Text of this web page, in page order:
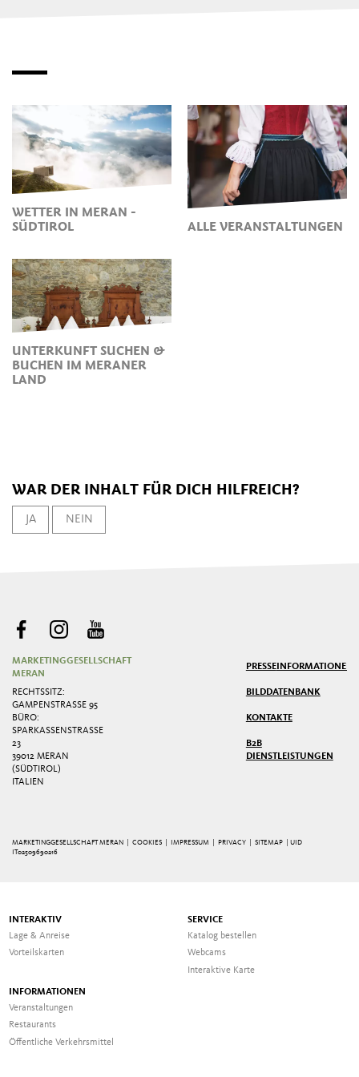
WETTER IN MERAN -
SÜDTIROL
ALLE VERANSTALTUNGEN
UNTERKUNFT SUCHEN &
BUCHEN IM MERANER
LAND
WAR DER INHALT FÜR DICH HILFREICH?
JA NEIN
MARKETINGGESELLSCHAFT
MERAN
RECHTSSITZ:
GAMPENSTRASSE 95
BÜRO:
SPARKASSENSTRASSE 2
3
39012 MERAN
(SÜDTIROL)
ITALIEN
PRESSEINFORMATIONEN
BILDDATENBANK
KONTAKTE
B2B
DIENSTLEISTUNGEN
MARKETINGGESELLSCHAFT MERAN | COOKIES IMPRESSUM PRIVACY |SITEMAP
| UID
IT02509690216
INTERAKTIV
Lage & Anreise
Vorteilskarten
SERVICE
Katalog bestellen
Webcams
Interaktive Karte
INFORMATIONEN
Veranstaltungen
Restaurants
Öffentliche Verkehrsmittel